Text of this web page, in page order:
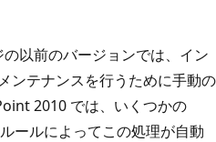
以前のバージョンでは、イン
ンテナンスを行うために手動の
2010 では、いくつかの
ールによってこの処理が自動